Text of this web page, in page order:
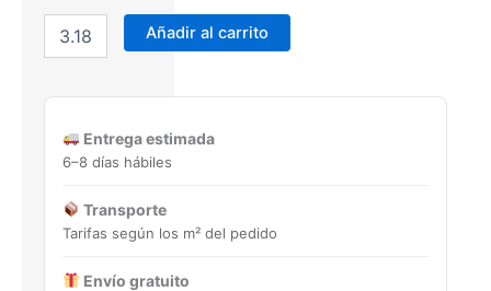
TOSCANA
BLUE
59,4x59,4
rectificado
Añadir al carrito
Entrega estimada
6–8 días hábiles
Transporte
Tarifas según los m² del pedido
Envío gratuito